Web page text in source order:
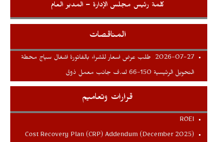
كلمة رئيس مجلس الإدارة – المدير العام
المناقصات
2026-07-27 طلب عرض اسعار للشراء بالفاتورة اشغال سياج محطة
التحويل الرئيسية 150-66 ك.ف جانب معمل ذوق
قرارات وتعاميم
ROEI
Cost Recovery Plan (CRP) Addendum (December 2025)